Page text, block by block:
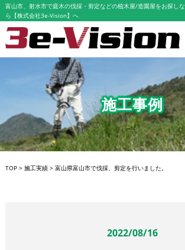
富山市、射水市で庭木の伐採・剪定などの植木屋/造園屋をお探しな
ら【株式会社3e-Vision】へ
施工事例
TOP> 施工実績> 富山県富山市で伐採、剪定を行いました。
2022/08/16